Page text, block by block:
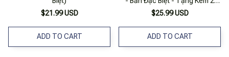
$21.99 USD
ADD TO CART
Postcard Bồi Cứng In 2 Mặt + 1
$25.99 USD
ADD TO CART